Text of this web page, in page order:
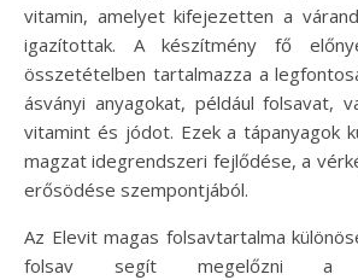
vitamin, amelyet kifejezetten a
igazítottak. A készítmény fő
összetételben tartalmazza a
ásványi anyagokat, például folsavat,
vitamint és jódot. Ezek a tápanyagok
magzat idegrendszeri fejlődése, a
erősödése szempontjából.
Az Elevit magas folsavtartalma
folsav segít megelőzni a